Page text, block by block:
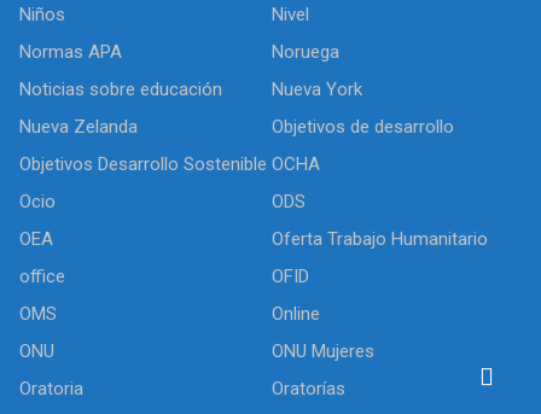
Niños
Nivel
Normas APA
Noruega
Noticias sobre educación
Nueva York
Nueva Zelanda
Objetivos de desarrollo
Objetivos Desarrollo Sostenible OCHA
Ocio
ODS
OEA
Oferta Trabajo Humanitario
office
OFID
OMS
Online
ONU
ONU Mujeres
Oratoria
Oratorías